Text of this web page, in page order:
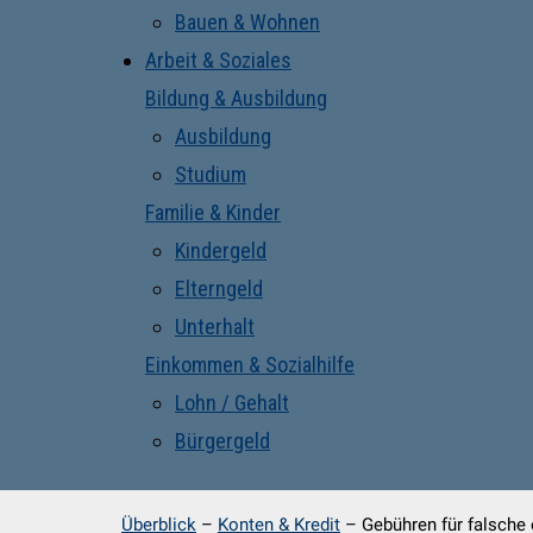
Bauen & Wohnen
Arbeit & Soziales
Bildung & Ausbildung
Ausbildung
Studium
Familie & Kinder
Kindergeld
Elterngeld
Unterhalt
Einkommen & Sozialhilfe
Lohn / Gehalt
Bürgergeld
Überblick – Konten & Kredit – Gebühren für